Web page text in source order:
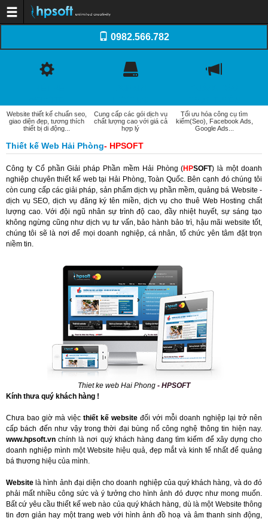
Thiết kế website
Dịch vụ Web Hosting
Dịch vụ SEO
Thiết kế Logo, Profile
Khách hàng
Kiến thức
Domain - WebHosting
Internet và Email
Quản trị website
Tối ưu hóa web (SEO)
Thương mại điện tử
Tài liệu thiết kế Web
Báo giá
Thiết kế website
Quảng cáo trực tuyến
Domain-Hosting
Quản trị website
Liên hệ
0982.566.782
Website thiết kế chuẩn seo,
giao diện đẹp, tương thích
thiết bị di động...
Cung cấp các gói dịch vụ
chất lượng cao với giá cả
hợp lý
Tối ưu hóa công cụ tìm
kiếm(Seo), Facebook Ads,
Google Ads...
Thiết kế Web Hải Phòng- HPSOFT
Công ty Cổ phần Giải pháp Phần mềm Hải Phòng (HPSOFT) là một doanh
nghiệp chuyênthiết kế web tại Hải Phòng, Toàn Quốc. Bên cạnh đó chúng tôi
còn cung cấp các giải pháp, sản phẩm dịch vụ phần mềm, quảng bá Website -
dịch vụ SEO, dịch vụ đăng ký tên miền, dịch vụ cho thuê Web Hosting chất
lượng cao. Với đội ngũ nhân sự trình độ cao, đầy nhiệt huyết, sự sáng tạo
không ngừng cũng như dịch vụ tư vấn, bảo hành bảo trì, hậu mãi website tốt,
chúng tôi sẽ là nơi để mọi doanh nghiệp, cá nhân, tổ chức yên tâm đặt trọn
niềm tin.
Thiet ke web Hai Phong - HPSOFT
Kính thưa quý khách hàng !
Chưa bao giờ mà việc thiết kế website đối với mỗi doanh nghiệp lại trở nên
cấp bách đến như vậy trong thời đại bùng nổ công nghệ thông tin hiện nay.
www.hpsoft.vnchính là nơi quý khách hàng đang tìm kiếm để xây dựng cho
doanh nghiệp mình một Website hiệu quả, đẹp mắt và kinh tế nhất để quảng
bá thương hiệu của mình.
Website là hình ảnh đại diện cho doanh nghiệp của quý khách hàng, và do đó
phải mất nhiều công sức và ý tưởng cho hình ảnh đó được như mong muốn.
Bất cứ yêu cầu thiết kế web nào của quý khách hàng, dù là một Website thông
tin đơn giản hay một trang web với hình ảnh đồ hoạ và âm thanh sinh động,